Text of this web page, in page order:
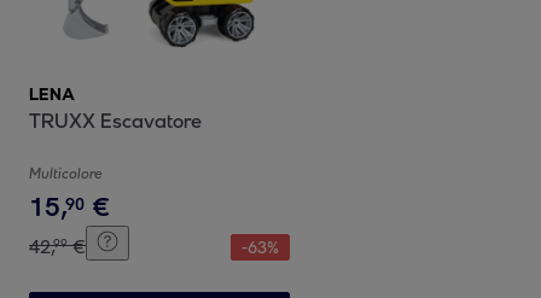
LENA
TRUXX Escavatore
Multicolore
15,90 €
42,99 € -63%